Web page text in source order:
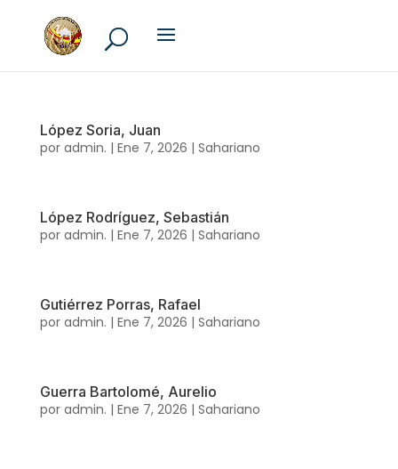
López Soria, Juan
por admin. | Ene 7, 2026 | Sahariano
López Rodríguez, Sebastián
por admin. | Ene 7, 2026 | Sahariano
Gutiérrez Porras, Rafael
por admin. | Ene 7, 2026 | Sahariano
Guerra Bartolomé, Aurelio
por admin. | Ene 7, 2026 | Sahariano